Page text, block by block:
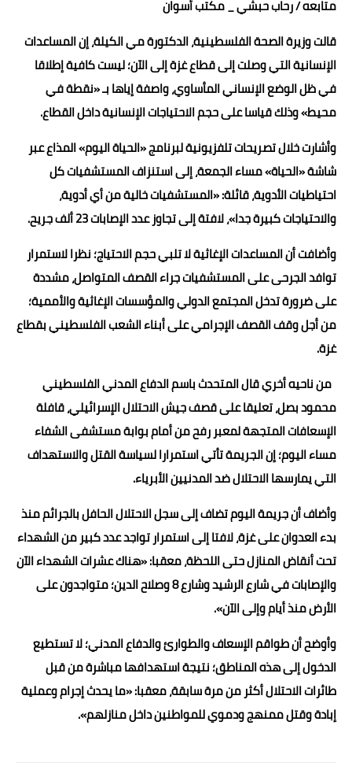
خدمات
الصحه والجمال
فن المطبخ
مقالات
متابعه / رحاب حبشي _ مكتب أسوان
قالت وزيرة الصحة الفلسطينية، الدكتورة مي الكيلة، إن المساعدات
الإنسانية التي وصلت إلى قطاع غزة إلى الآن؛ ليست كافية إطلاقا
في ظل الوضع الإنساني المأساوي، واصفة إياها بـ «نقطة في
محيط» وذلك قياسا على حجم الاحتياجات الإنسانية داخل القطاع.
وأشارت خلال تصريحات تلفزيونية لبرنامج «الحياة اليوم» المذاع عبر
شاشة «الحياة» مساء الجمعة، إلى استنزاف المستشفيات كل
احتياطيات الأدوية، قائلة: «المستشفيات خالية من أي أدوية،
والاحتياجات كبيرة جدا»، لافتة إلى تجاوز عدد الإصابات 23 ألف جريح.
وأضافت أن المساعدات الإغاثية لا تلبي حجم الاحتياج؛ نظرا لاستمرار
توافد الجرحى على المستشفيات جراء القصف المتواصل، مشددة
على ضرورة تدخل المجتمع الدولي والمؤسسات الإغاثية والأممية؛
من أجل وقف القصف الإجرامي على أبناء الشعب الفلسطيني بقطاع
غزة.
من ناحيه أخري قال المتحدث باسم الدفاع المدني الفلسطيني
محمود بصل، تعليقا على قصف جيش الاحتلال الإسرائيلي، قافلة
الإسعافات المتجهة لمعبر رفح من أمام بوابة مستشفى الشفاء
مساء اليوم؛ إن الجريمة تأتي استمرارا لسياسة القتل والاستهداف
التي يمارسها الاحتلال ضد المدنيين الأبرياء.
وأضاف أن جريمة اليوم تضاف إلى سجل الاحتلال الحافل بالجرائم منذ
بدء العدوان على غزة، لافتا إلى استمرار تواجد عدد كبير من الشهداء
تحت أنقاض المنازل حتى اللحظة، معقبا: «هناك عشرات الشهداء الآن
والإصابات في شارع الرشيد وشارع 8 وصلاح الدين؛ متواجدون على
الأرض منذ أيام وإلى الآن».
وأوضح أن طواقم الإسعاف والطوارئ والدفاع المدني؛ لا تستطيع
الدخول إلى هذه المناطق؛ نتيجة استهدافها مباشرة من قبل
طائرات الاحتلال أكثر من مرة سابقة، معقبا: «ما يحدث إجرام وعملية
إبادة وقتل ممنهج ودموي للمواطنين داخل منازلهم».